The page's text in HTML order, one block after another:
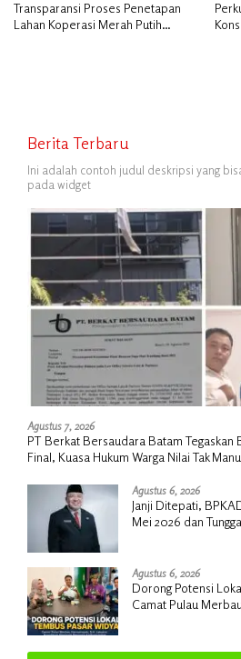
Transparansi Proses Penetapan
Lahan Koperasi Merah Putih
Berita Terbaru
Ini adalah contoh judul deskripsi yang
pada widget
Agustus 7, 2026
PT Berkat Bersaudara Batam Tegaskan
Final, Kuasa Hukum Warga Nilai Tak
Agustus 6, 2026
Janji Ditepati,
Mei 2026 dan
Agustus 6, 2026
Dorong Potensi
Camat Pulau